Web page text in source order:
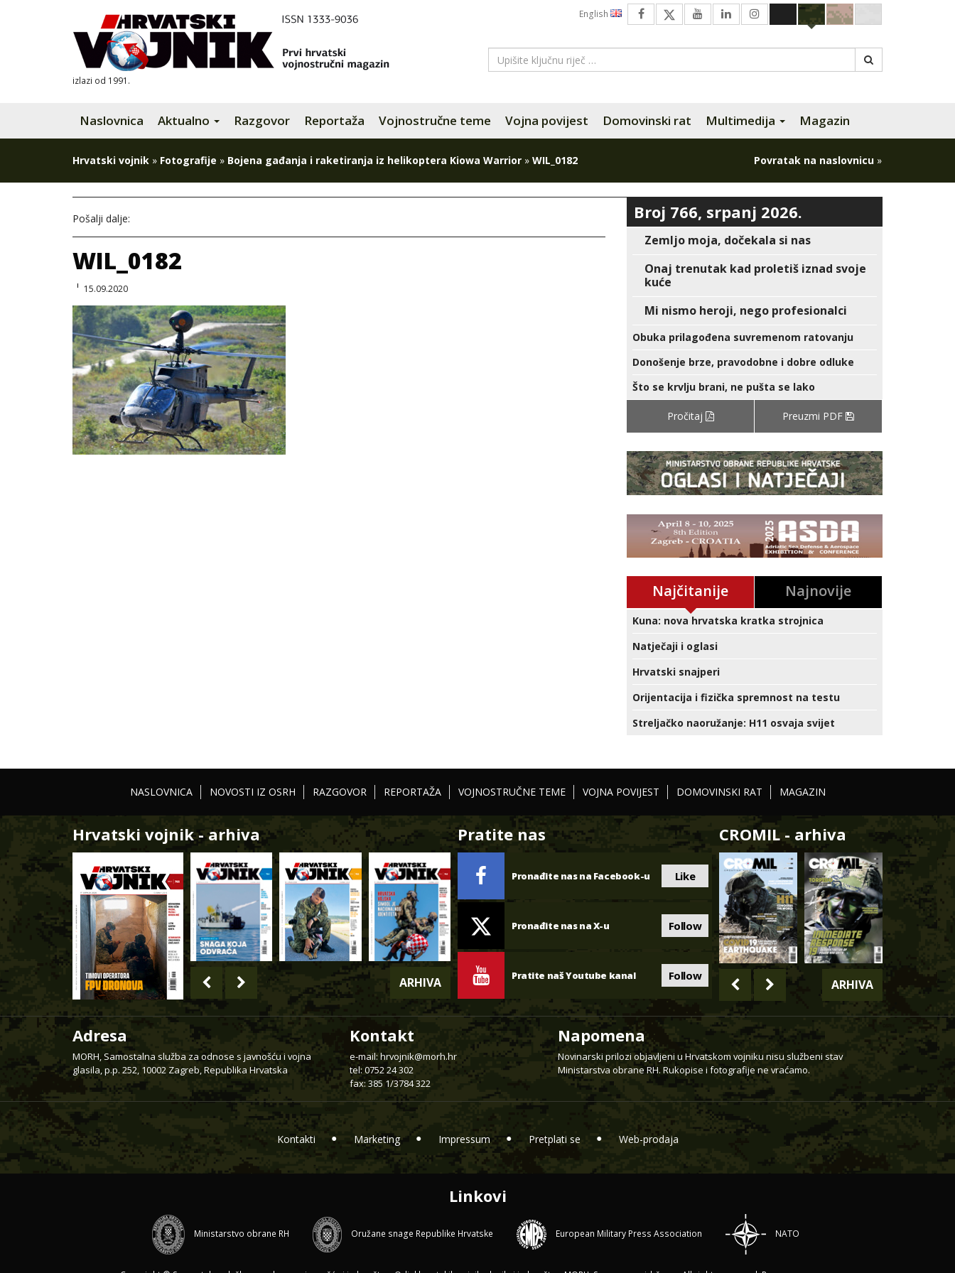
izlazi od 1991.
English
Naslovnica Aktualno Razgovor Reportaža Vojnostručne teme Vojna povijest Domovinski rat Multimedija Magazin
Hrvatski vojnik » Fotografije » Bojena gađanja i raketiranja iz helikoptera Kiowa Warrior » WIL_0182 Povratak na naslovnicu »
Pošalji dalje:
WIL_0182
15.09.2020
Broj 766, srpanj 2026.
Zemljo moja, dočekala si nas
Onaj trenutak kad proletiš iznad svoje
kuće
Mi nismo heroji, nego profesionalci
Obuka prilagođena suvremenom ratovanju
Donošenje brze, pravodobne i dobre odluke
Što se krvlju brani, ne pušta se lako
Pročitaj Preuzmi PDF
Najčitanije Najnovije
Kuna: nova hrvatska kratka strojnica
Natječaji i oglasi
Hrvatski snajperi
Orijentacija i fizička spremnost na testu
Streljačko naoružanje: H11 osvaja svijet
NASLOVNICA NOVOSTI IZ OSRH RAZGOVOR REPORTAŽA VOJNOSTRUČNE TEME VOJNA POVIJEST DOMOVINSKI RAT MAGAZIN
Hrvatski vojnik - arhiva
ARHIVA
Pratite nas
Pronađite nas na Facebook-u Like
Pronađite nas na X-u Follow
Pratite naš Youtube kanal Follow
CROMIL - arhiva
ARHIVA
Adresa
MORH, Samostalna služba za odnose s javnošću i vojna
glasila, p.p. 252, 10002 Zagreb, Republika Hrvatska
Kontakt
e-mail: hrvojnik@morh.hr
tel: 0752 24 302
fax: 385 1/3784 322
Napomena
Novinarski prilozi objavljeni u Hrvatskom vojniku nisu službeni stav
Ministarstva obrane RH. Rukopise i fotografije ne vraćamo.
Kontakti Marketing Impressum Pretplati se Web-prodaja
Linkovi
Ministarstvo obrane RH Oružane snage Republike Hrvatske European Military Press Association NATO